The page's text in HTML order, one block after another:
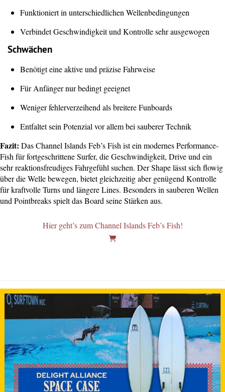
Funktioniert in unterschiedlichen Wellenbedingungen
Verbindet Geschwindigkeit und Kontrolle sehr ausgewogen
Schwächen
Benötigt eine aktive und präzise Fahrweise
Für Anfänger nur bedingt geeignet
Weniger fehlerverzeihend als breitere Funboards
Entfaltet sein Potenzial vor allem bei sauberer Technik
Fazit: Das Channel Islands Feb’s Fish ist ein modernes Performance-
Fish für fortgeschrittene Surfer, die Geschwindigkeit, Drive und ein
sehr reaktionsfreudiges Fahrgefühl suchen. Der Shape lässt sich flowig
über die Welle bewegen, bietet gleichzeitig aber genügend Kontrolle
für kraftvolle Turns und längere Lines. Besonders in sauberen Wellen
und Pointbreaks spielt das Board seine Stärken aus.
Hier geht’s zum Channel Islands Feb’s Fish!